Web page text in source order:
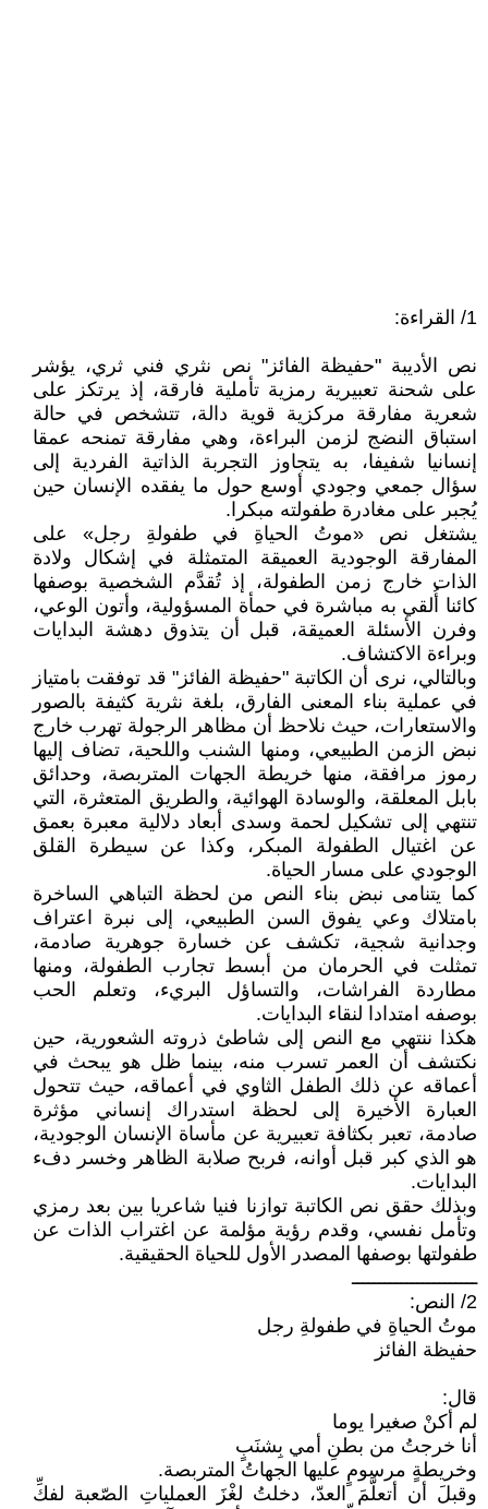
1/ القراءة:
نص الأديبة "حفيظة الفائز" نص نثري فني ثري، يؤشر
على شحنة تعبيرية رمزية تأملية فارقة، إذ يرتكز على
شعرية مفارقة مركزية قوية دالة، تتشخص في حالة
استباق النضج لزمن البراءة، وهي مفارقة تمنحه عمقا
إنسانيا شفيفا، به يتجاوز التجربة الذاتية الفردية إلى
سؤال جمعي وجودي أوسع حول ما يفقده الإنسان حين
يُجبر على مغادرة طفولته مبكرا.
يشتغل نص «موتُ الحياةِ في طفولةِ رجل» على
المفارقة الوجودية العميقة المتمثلة في إشكال ولادة
الذات خارج زمن الطفولة، إذ تُقدَّم الشخصية بوصفها
كائنا أُلقي به مباشرة في حمأة المسؤولية، وأتون الوعي،
وفرن الأسئلة العميقة، قبل أن يتذوق دهشة البدايات
وبراءة الاكتشاف.
وبالتالي، نرى أن الكاتبة "حفيظة الفائز" قد توفقت بامتياز
في عملية بناء المعنى الفارق، بلغة نثرية كثيفة بالصور
والاستعارات، حيث نلاحظ أن مظاهر الرجولة تهرب خارج
نبض الزمن الطبيعي، ومنها الشنب واللحية، تضاف إليها
رموز مرافقة، منها خريطة الجهات المتربصة، وحدائق
بابل المعلقة، والوسادة الهوائية، والطريق المتعثرة، التي
تنتهي إلى تشكيل لحمة وسدى أبعاد دلالية معبرة بعمق
عن اغتيال الطفولة المبكر، وكذا عن سيطرة القلق
الوجودي على مسار الحياة.
كما يتنامى نبض بناء النص من لحظة التباهي الساخرة
بامتلاك وعي يفوق السن الطبيعي، إلى نبرة اعتراف
وجدانية شجية، تكشف عن خسارة جوهرية صادمة،
تمثلت في الحرمان من أبسط تجارب الطفولة، ومنها
مطاردة الفراشات، والتساؤل البريء، وتعلم الحب
بوصفه امتدادا لنقاء البدايات.
هكذا ننتهي مع النص إلى شاطئ ذروته الشعورية، حين
نكتشف أن العمر تسرب منه، بينما ظل هو يبحث في
أعماقه عن ذلك الطفل الثاوي في أعماقه، حيث تتحول
العبارة الأخيرة إلى لحظة استدراك إنساني مؤثرة
صادمة، تعبر بكثافة تعبيرية عن مأساة الإنسان الوجودية،
هو الذي كبر قبل أوانه، فربح صلابة الظاهر وخسر دفء
البدايات.
وبذلك حقق نص الكاتبة توازنا فنيا شاعريا بين بعد رمزي
وتأمل نفسي، وقدم رؤية مؤلمة عن اغتراب الذات عن
طفولتها بوصفها المصدر الأول للحياة الحقيقية.
ـــــــــــــــــــــــ
2/ النص:
موتُ الحياةِ في طفولةِ رجل
حفيظة الفائز
قال:
لم أكنْ صغيرا يوما
أنا خرجتُ من بطنِ أمي بِشنَبٍ
وخريطةٍ مرسومٍ عليها الجهاتُ المتربصة.
وقبلَ أن أتعلَّمَ العدّ، دخلتُ لغْزَ العملياتِ الصّعبة لفكِّ